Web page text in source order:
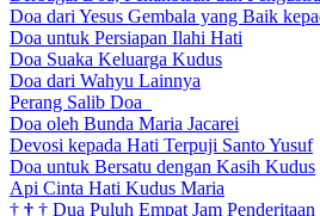
Doa dari Yesus Gembala yang Baik
Doa untuk Persiapan Ilahi Hati
Doa Suaka Keluarga Kudus
Doa dari Wahyu Lainnya
Perang Salib Doa
Doa oleh Bunda Maria Jacarei
Devosi kepada Hati Terpuji Santo Yusuf
Doa untuk Bersatu dengan Kasih Kudus
Api Cinta Hati Kudus Maria
† † † Dua Puluh Empat Jam